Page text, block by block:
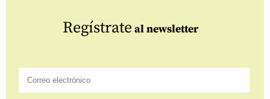
Regístrate al newsletter